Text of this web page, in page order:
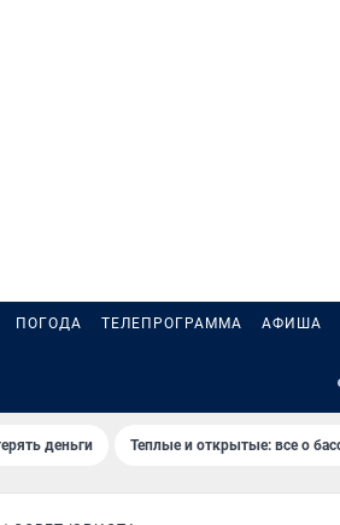
ПОГОДА ТЕЛЕПРОГРАММА АФИША
деньги Теплые и открытые: все о